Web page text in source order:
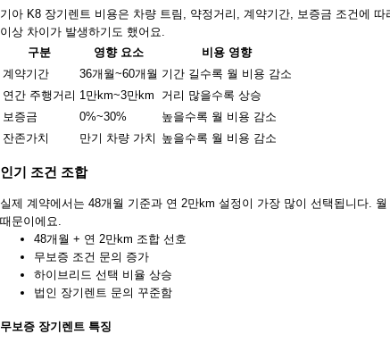
기아 K8 장기렌트 비용은 차량 트림, 약정거리, 계약기간, 보증금 조건에
이상 차이가 발생하기도 했어요.
구분
영향 요소
비용 영향
계약기간
36개월~60개월 기간 길수록 월 비용 감소
연간 주행거리 1만km~3만km
거리 많을수록 상승
보증금
0%~30%
높을수록 월 비용 감소
잔존가치
만기 차량 가치 높을수록 월 비용 감소
인기 조건 조합
실제 계약에서는 48개월 기준과 연 2만km 설정이 가장 많이 선택됩니다.
때문이에요.
48개월 + 연 2만km 조합 선호
무보증 조건 문의 증가
하이브리드 선택 비율 상승
법인 장기렌트 문의 꾸준함
무보증 장기렌트 특징